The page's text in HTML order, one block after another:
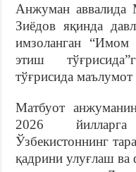
Анжуман аввалида
Зиёдов яқинда
имзоланган “Имом
этиш
тўғрисида маълумот
Матбуот
2026
Ўзбекистоннинг
қадрини улуғлаш ва